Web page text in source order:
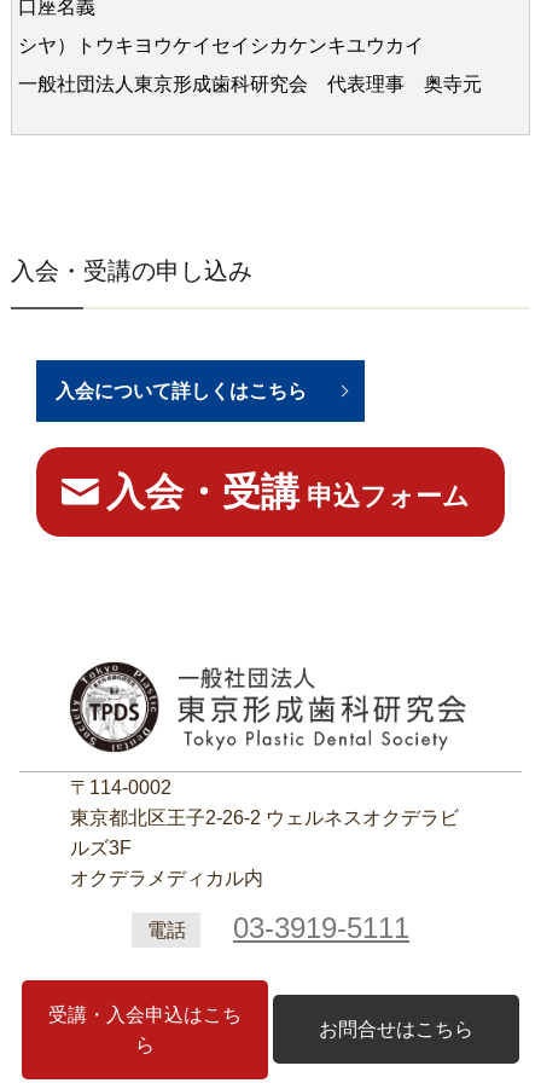
口座名義
シヤ）トウキヨウケイセイシカケンキユウカイ
一般社団法人東京形成歯科研究会 代表理事 奥寺元
入会・受講の申し込み
入会について詳しくはこちら
入会・受講申込フォーム
〒114-0002
東京都北区王子2‐26‐2 ウェルネスオクデラビ
ルズ3F
オクデラメディカル内
電話 03-3919-5111
受講・入会申込はこち
ら
お問合せはこちら